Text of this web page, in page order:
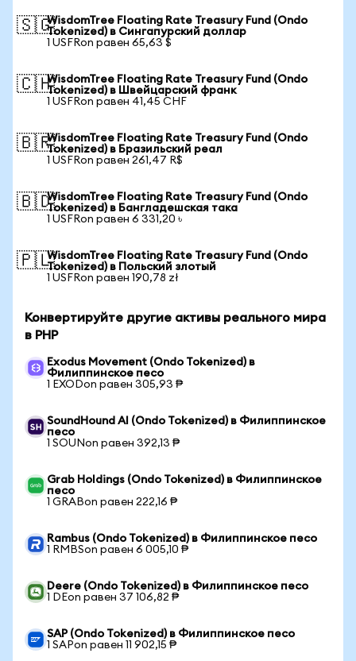
🇸🇬WisdomTree Floating Rate Treasury Fund (Ondo
Tokenized) в Сингапурский доллар
1 USFRon равен 65,63 $
🇨🇭WisdomTree Floating Rate Treasury Fund (Ondo
Tokenized) в Швейцарский франк
1 USFRon равен 41,45 CHF
🇧🇷WisdomTree Floating Rate Treasury Fund (Ondo
Tokenized) в Бразильский реал
1 USFRon равен 261,47 R$
🇧🇩WisdomTree Floating Rate Treasury Fund (Ondo
Tokenized) в Бангладешская така
1 USFRon равен 6 331,20 ৳
🇵🇱WisdomTree Floating Rate Treasury Fund (Ondo
Tokenized) в Польский злотый
1 USFRon равен 190,78 zł
Конвертируйте другие активы реального мира
в PHP
Exodus Movement (Ondo Tokenized) в
Филиппинское песо
1 EXODon равен 305,93 ₱
SoundHound AI (Ondo Tokenized) в Филиппинское
песо
1 SOUNon равен 392,13 ₱
Grab Holdings (Ondo Tokenized) в Филиппинское
песо
1 GRABon равен 222,16 ₱
Rambus (Ondo Tokenized) в Филиппинское песо
1 RMBSon равен 6 005,10 ₱
Deere (Ondo Tokenized) в Филиппинское песо
1 DEon равен 37 106,82 ₱
SAP (Ondo Tokenized) в Филиппинское песо
1 SAPon равен 11 902,15 ₱